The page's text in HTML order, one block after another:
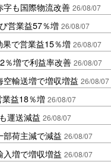
字も国際物流改善 26/08/07
営業益57％増 26/08/07
で営業益15％増 26/08/07
％増で利益率改善 26/08/07
輸送増で増収増益 26/08/07
益18％増 26/08/07
運送減益 26/08/07
荷主減で減益 26/08/07
増で増収増益 26/08/07